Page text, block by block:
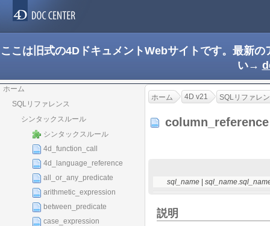
ここは旧式の4DドキュメントWebサイトです。最新
い→
ホーム
SQLリファレンス
シンタックスルール
シンタックスルール
4d_function_call
4d_language_reference
all_or_any_predicate
arithmetic_expression
between_predicate
case_expression
ホーム 4D v21 SQLリファレ
sql_name sql_name.
説明